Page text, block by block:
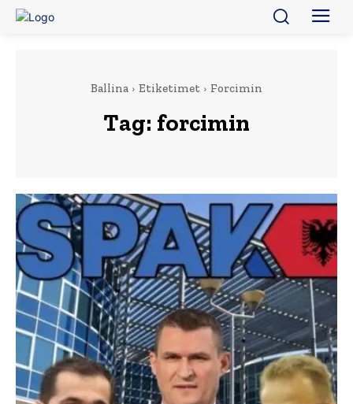
Ballina Etiketimet Forcimin
Tag: forcimin